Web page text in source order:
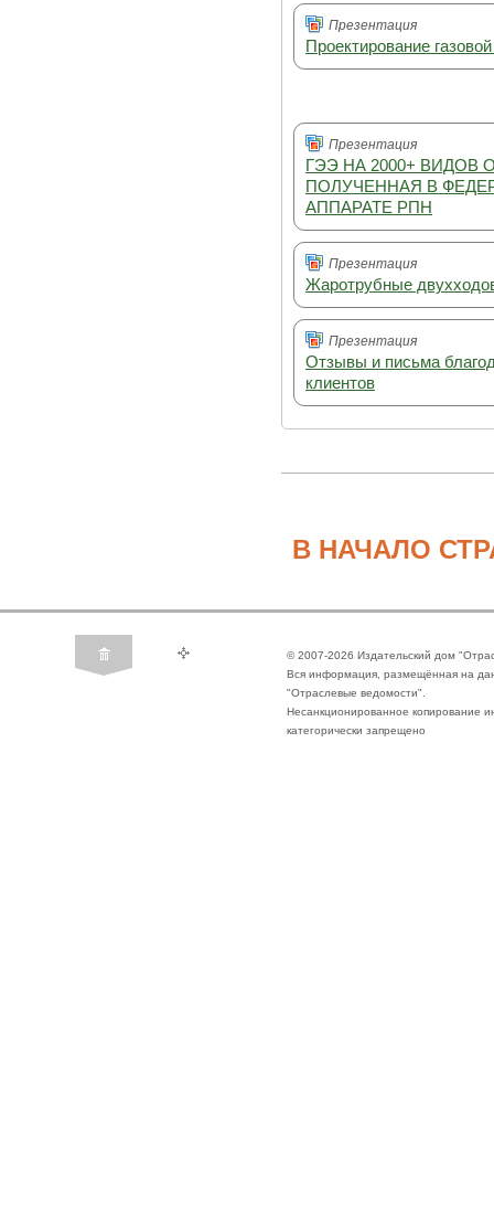
Презентация
Проектирование
Презентация
ГЭЭ НА 2000+ ВИДОВ
ПОЛУЧЕННАЯ В
АППАРАТЕ РПН
Презентация
Жаротрубные
Презентация
Отзывы и письма
клиентов
В НАЧАЛО
© 2007-2026 Издательский дом
Вся информация, размещённая на
"Отраслевые ведомости".
Несанкционированное копирование
категорически запрещено